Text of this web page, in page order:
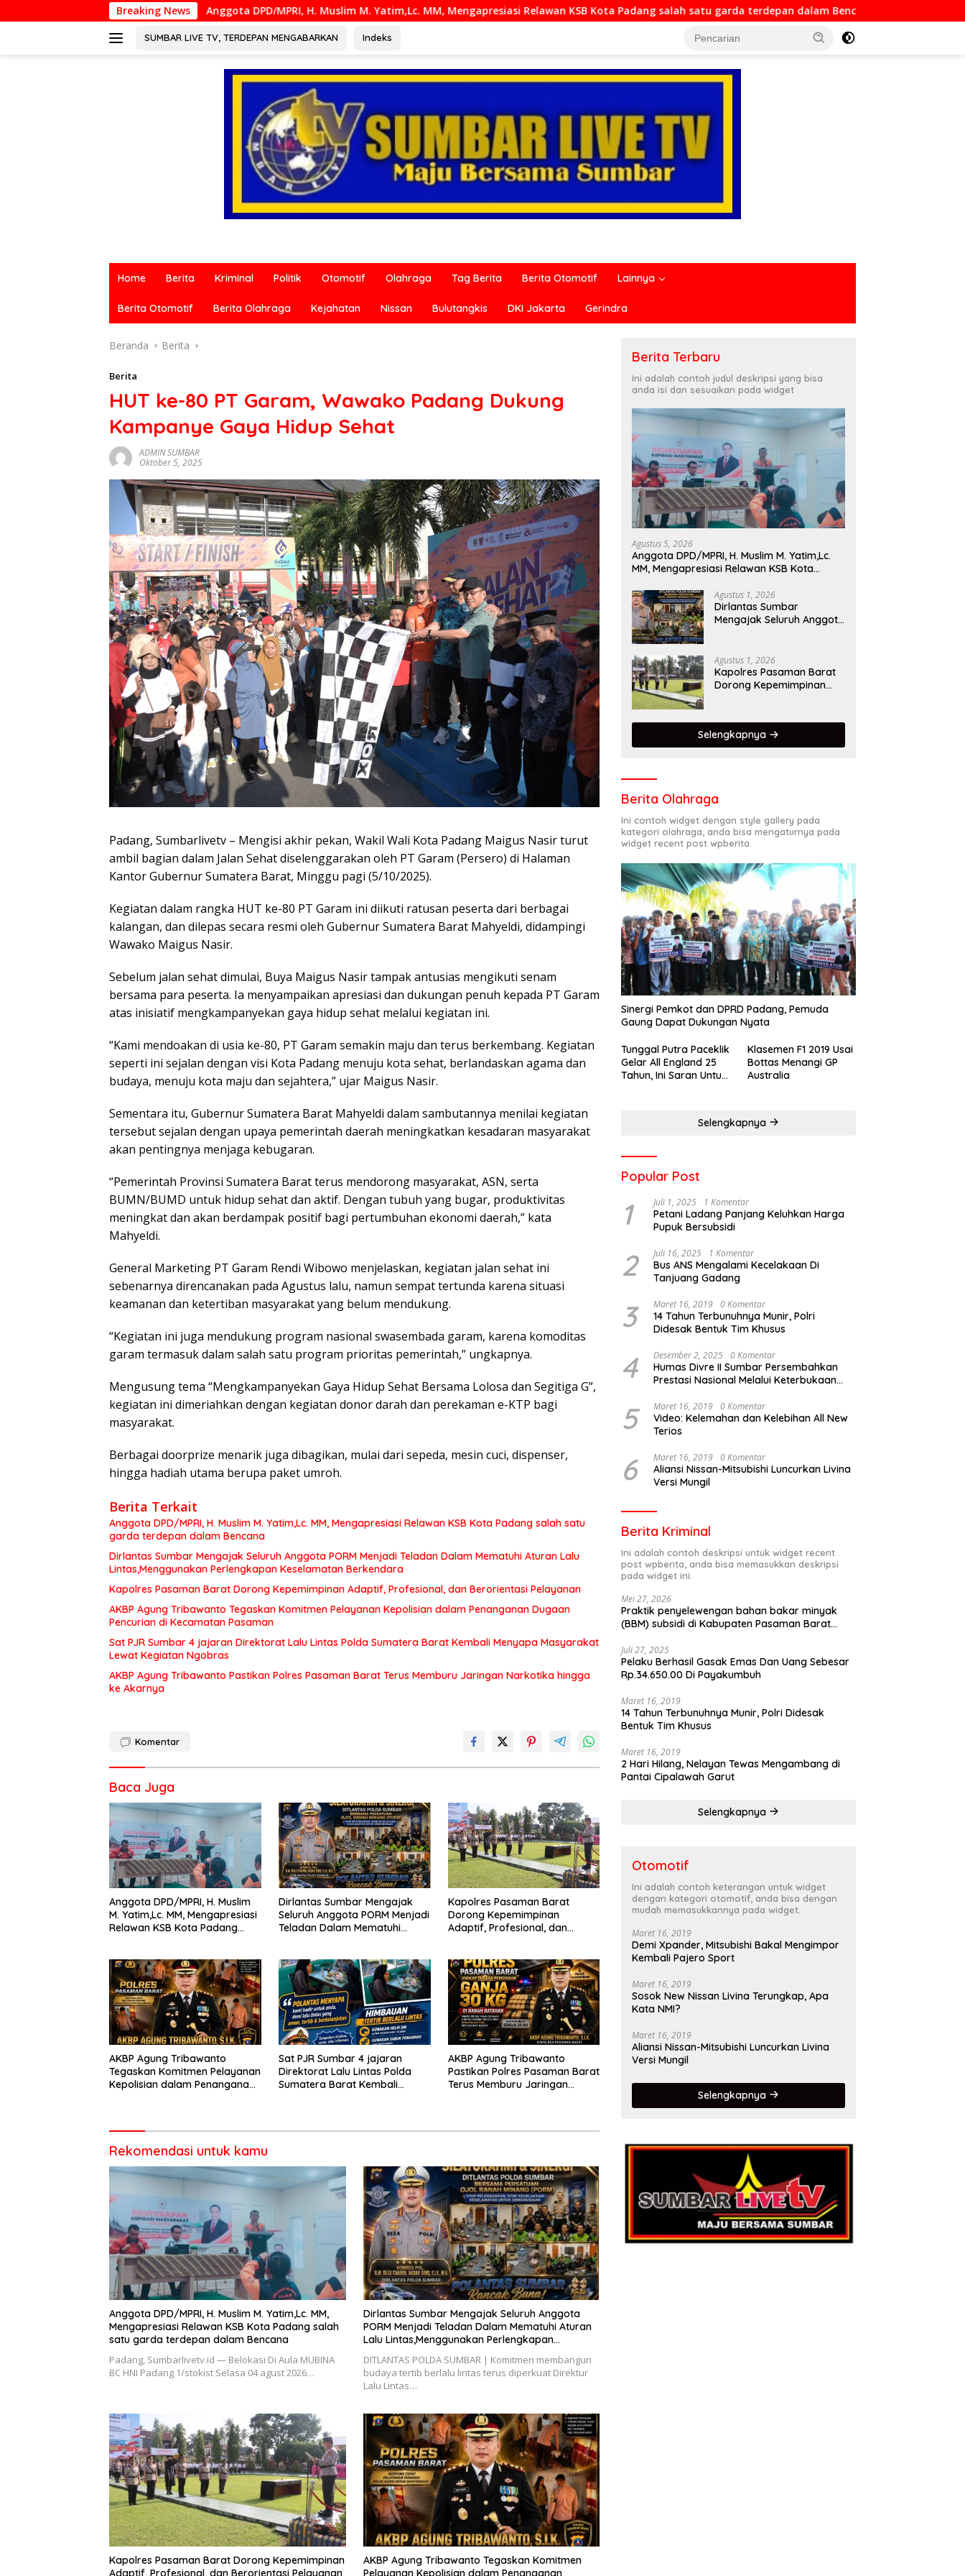
ke
Breaking News
Anggota DPD/MPRI, H. Muslim M. Yatim,Lc. MM, Mengapresiasi Relawan KSB Kota Padang salah satu garda terdepan dalam Bencana Dirlantas Sumbar Mengajak Seluruh
SUMBAR LIVE TV, TERDEPAN MENGABARKAN Indeks
terkini
berbagai
indonesia
dari
politik,
mapun
budaya
serta
berita
terbaru
lainnya
sumbar
tv
live
Home Berita Kriminal Politik Otomotif Olahraga Tag Berita Berita Otomotif Lainnya
Berita Otomotif Berita Olahraga Kejahatan Nissan Bulutangkis DKI Jakarta Gerindra
Beranda Berita
Berita
HUT ke-80 PT Garam, Wawako Padang Dukung
Kampanye Gaya Hidup Sehat
ADMIN SUMBAR
Oktober 5, 2025
Padang, Sumbarlivetv – Mengisi akhir pekan, Wakil Wali Kota Padang Maigus Nasir turut
ambil bagian dalam Jalan Sehat diselenggarakan oleh PT Garam (Persero) di Halaman
Kantor Gubernur Sumatera Barat, Minggu pagi (5/10/2025).
Kegiatan dalam rangka HUT ke-80 PT Garam ini diikuti ratusan peserta dari berbagai
kalangan, dan dilepas secara resmi oleh Gubernur Sumatera Barat Mahyeldi, didampingi
Wawako Maigus Nasir.
Sebelum jalan sehat dimulai, Buya Maigus Nasir tampak antusias mengikuti senam
bersama para peserta. Ia menyampaikan apresiasi dan dukungan penuh kepada PT Garam
atas inisiatif mengkampanyekan gaya hidup sehat melalui kegiatan ini.
“Kami mendoakan di usia ke-80, PT Garam semakin maju dan terus berkembang. Kegiatan
seperti ini sejalan dengan visi Kota Padang menuju kota sehat, berlandaskan agama dan
budaya, menuju kota maju dan sejahtera,” ujar Maigus Nasir.
Sementara itu, Gubernur Sumatera Barat Mahyeldi dalam sambutannya menilai kegiatan
tersebut sejalan dengan upaya pemerintah daerah meningkatkan kesadaran masyarakat
akan pentingnya menjaga kebugaran.
“Pemerintah Provinsi Sumatera Barat terus mendorong masyarakat, ASN, serta
BUMN/BUMD untuk hidup sehat dan aktif. Dengan tubuh yang bugar, produktivitas
meningkat dan akan berdampak positif bagi pertumbuhan ekonomi daerah,” kata
Mahyeldi.
General Marketing PT Garam Rendi Wibowo menjelaskan, kegiatan jalan sehat ini
sebenarnya direncanakan pada Agustus lalu, namun sempat tertunda karena situasi
keamanan dan ketertiban masyarakat yang belum mendukung.
“Kegiatan ini juga mendukung program nasional swasembada garam, karena komoditas
garam termasuk dalam salah satu program prioritas pemerintah,” ungkapnya.
Mengusung tema “Mengkampanyekan Gaya Hidup Sehat Bersama Lolosa dan Segitiga G”,
kegiatan ini dimeriahkan dengan kegiatan donor darah dan perekaman e-KTP bagi
masyarakat.
Berbagai doorprize menarik juga dibagikan, mulai dari sepeda, mesin cuci, dispenser,
hingga hadiah utama berupa paket umroh.
Berita Terkait
Anggota DPD/MPRI, H. Muslim M. Yatim,Lc. MM, Mengapresiasi Relawan KSB Kota Padang salah satu
garda terdepan dalam Bencana
Dirlantas Sumbar Mengajak Seluruh Anggota PORM Menjadi Teladan Dalam Mematuhi Aturan Lalu
Lintas,Menggunakan Perlengkapan Keselamatan Berkendara
Kapolres Pasaman Barat Dorong Kepemimpinan Adaptif, Profesional, dan Berorientasi Pelayanan
AKBP Agung Tribawanto Tegaskan Komitmen Pelayanan Kepolisian dalam Penanganan Dugaan
Pencurian di Kecamatan Pasaman
Sat PJR Sumbar 4 jajaran Direktorat Lalu Lintas Polda Sumatera Barat Kembali Menyapa Masyarakat
Lewat Kegiatan Ngobras
AKBP Agung Tribawanto Pastikan Polres Pasaman Barat Terus Memburu Jaringan Narkotika hingga
ke Akarnya
Komentar
Baca Juga
Anggota DPD/MPRI, H. Muslim
M. Yatim,Lc. MM, Mengapresiasi
Relawan KSB Kota Padang
Dirlantas Sumbar Mengajak
Seluruh Anggota PORM Menjadi
Teladan Dalam Mematuhi
Perlengkapan Keselamatan
Berkendara
Kapolres Pasaman Barat
Dorong Kepemimpinan
Adaptif, Profesional, dan
AKBP Agung Tribawanto
Tegaskan Komitmen Pelayanan
Kepolisian dalam Penanganan
Sat PJR Sumbar 4 jajaran
Direktorat Lalu Lintas Polda
Sumatera Barat Kembali
AKBP Agung Tribawanto
Pastikan Polres Pasaman Barat
Terus Memburu Jaringan
Rekomendasi untuk kamu
Anggota DPD/MPRI, H. Muslim M. Yatim,Lc. MM,
Mengapresiasi Relawan KSB Kota Padang salah
satu garda terdepan dalam Bencana
Padang, Sumbarlivetv.id — Belokasi Di Aula MUBINA
BC HNI Padang 1/stokist Selasa 04 agust 2026…
Dirlantas Sumbar Mengajak Seluruh Anggota
PORM Menjadi Teladan Dalam Mematuhi Aturan
Lalu Lintas,Menggunakan Perlengkapan
DITLANTAS POLDA SUMBAR | Komitmen membangun
budaya tertib berlalu lintas terus diperkuat Direktur
Lalu Lintas…
Kapolres Pasaman Barat Dorong Kepemimpinan
Adaptif, Profesional, dan Berorientasi Pelayanan
AKBP Agung Tribawanto Tegaskan Komitmen
Pelayanan Kepolisian dalam Penanganan
Berita Terbaru
Ini adalah contoh judul deskripsi yang bisa
anda isi dan sesuaikan pada widget
Agustus 5, 2026
Anggota DPD/MPRI, H. Muslim M. Yatim,Lc.
MM, Mengapresiasi Relawan KSB Kota
Bencana
Agustus 1, 2026
Dirlantas Sumbar
Mengajak Seluruh Anggota
Lalu Lintas,Menggunakan
Perlengkapan
Keselamatan Berkendara
Agustus 1, 2026
Kapolres Pasaman Barat
Dorong Kepemimpinan
Selengkapnya
Berita Olahraga
Ini contoh widget dengan style gallery pada
kategori olahraga, anda bisa mengaturnya pada
widget recent post wpberita.
Sinergi Pemkot dan DPRD Padang, Pemuda
Gaung Dapat Dukungan Nyata
Tunggal Putra Paceklik
Gelar All England 25
Tahun, Ini Saran Untuk
Klasemen F1 2019 Usai
Bottas Menangi GP
Australia
Selengkapnya
Popular Post
1 Juli 1, 2025 1 Komentar
Petani Ladang Panjang Keluhkan Harga
Pupuk Bersubsidi
2 Juli 16, 2025 1 Komentar
Bus ANS Mengalami Kecelakaan Di
Tanjuang Gadang
3 Maret 16, 2019 0 Komentar
14 Tahun Terbunuhnya Munir, Polri
Didesak Bentuk Tim Khusus
4 Desember 2, 2025 0 Komentar
Humas Divre II Sumbar Persembahkan
Prestasi Nasional Melalui Keterbukaan
5 Maret 16, 2019 0 Komentar
Video: Kelemahan dan Kelebihan All New
Terios
6 Maret 16, 2019 0 Komentar
Aliansi Nissan-Mitsubishi Luncurkan Livina
Versi Mungil
Berita Kriminal
Ini adalah contoh deskripsi untuk widget recent
post wpberita, anda bisa memasukkan deskripsi
pada widget ini.
Mei 27, 2026
Praktik penyelewengan bahan bakar minyak
(BBM) subsidi di Kabupaten Pasaman Barat
Juli 27, 2025
Pelaku Berhasil Gasak Emas Dan Uang Sebesar
Rp.34.650.00 Di Payakumbuh
Maret 16, 2019
14 Tahun Terbunuhnya Munir, Polri Didesak
Bentuk Tim Khusus
Maret 16, 2019
2 Hari Hilang, Nelayan Tewas Mengambang di
Pantai Cipalawah Garut
Selengkapnya
Otomotif
Ini adalah contoh keterangan untuk widget
dengan kategori otomotif, anda bisa dengan
mudah memasukkannya pada widget.
Maret 16, 2019
Demi Xpander, Mitsubishi Bakal Mengimpor
Kembali Pajero Sport
Maret 16, 2019
Sosok New Nissan Livina Terungkap, Apa
Kata NMI?
Maret 16, 2019
Aliansi Nissan-Mitsubishi Luncurkan Livina
Versi Mungil
Selengkapnya